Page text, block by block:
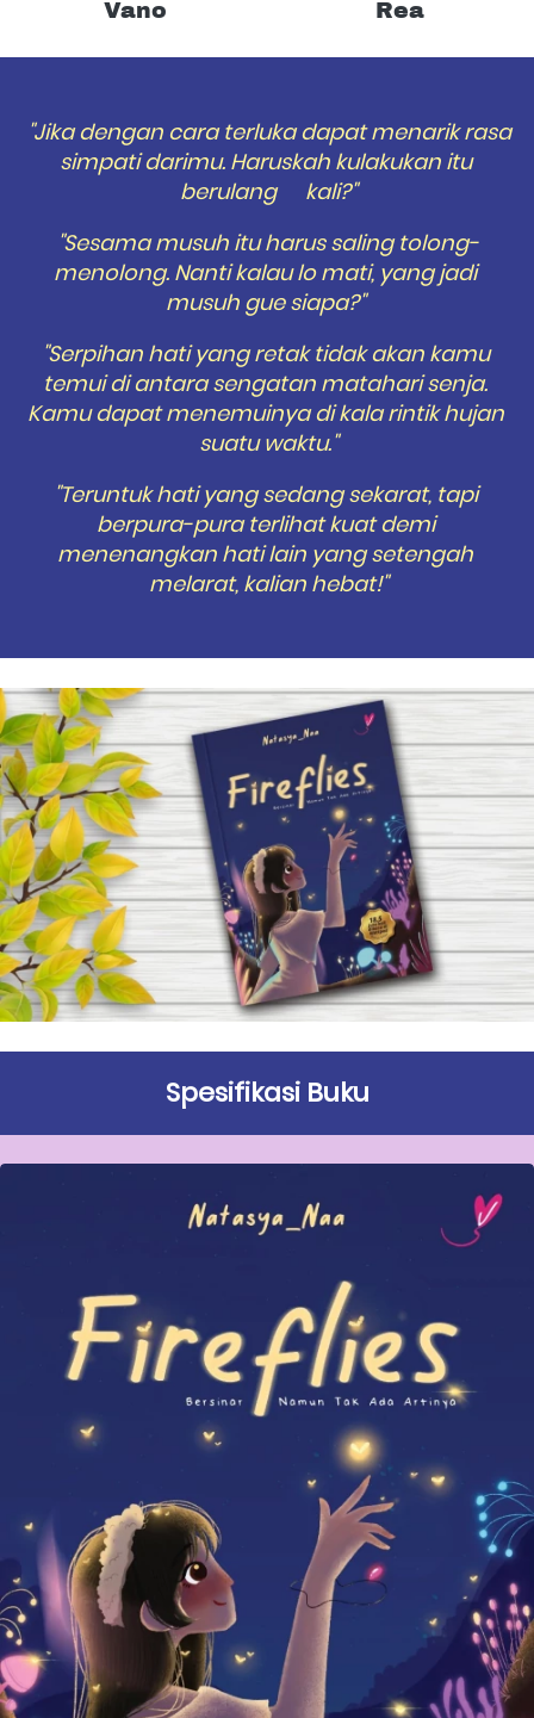
Vano Rea
simpati darimu. Haruskah kulakukan itu
berulang      kali?"
"Sesama musuh itu harus saling tolong-
menolong. Nanti kalau lo mati, yang jadi
musuh gue siapa?"
"Serpihan hati yang retak tidak akan kamu
temui di antara sengatan matahari senja.
Kamu dapat menemuinya di kala rintik hujan
suatu waktu."
"Teruntuk hati yang sedang sekarat, tapi
berpura-pura terlihat kuat demi
menenangkan hati lain yang setengah
melarat, kalian hebat!"
Spesifikasi Buku